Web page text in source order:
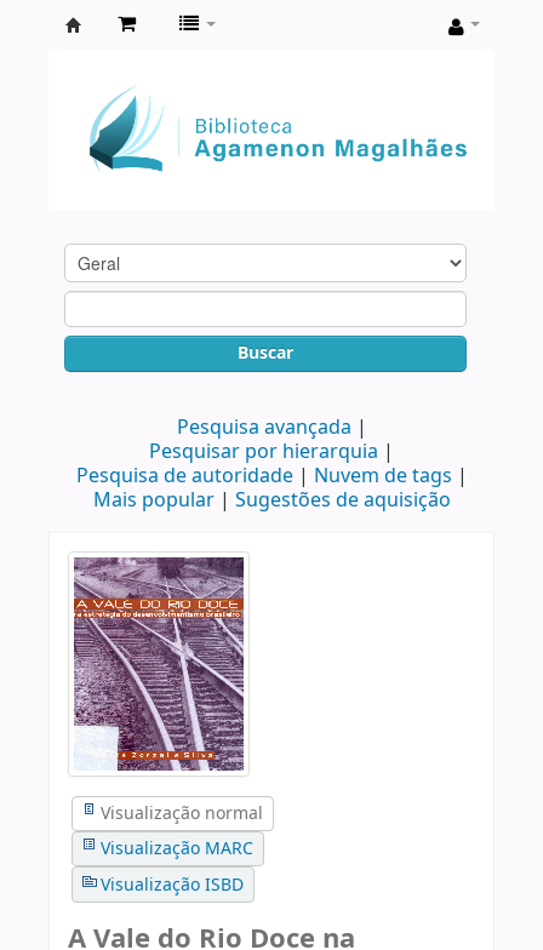
Agamenon
Magalhães
Buscar
Pesquisa avançada
Pesquisar por hierarquia
Pesquisa de autoridade
Nuvem de tags
Mais popular
Sugestões de aquisição
Visualização normal
Visualização MARC
Visualização ISBD
A Vale do Rio Doce na